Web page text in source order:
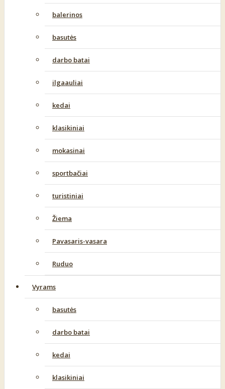
balerinos
basutės
darbo batai
ilgaauliai
kedai
klasikiniai
mokasinai
sportbačiai
turistiniai
Žiema
Pavasaris-vasara
Ruduo
Vyrams
basutės
darbo batai
kedai
klasikiniai